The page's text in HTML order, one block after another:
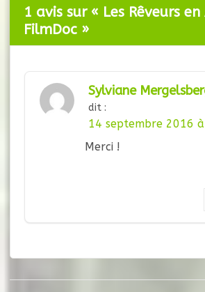
1 avis sur « Les Rêveurs
FilmDoc »
Sylviane
dit :
14 septembre 2016
Merci !